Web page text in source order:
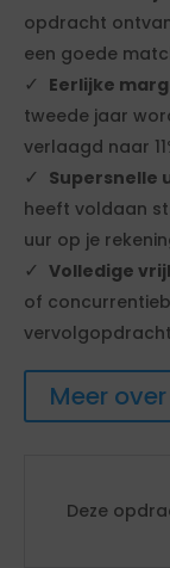
opdracht
een goede
Eerlijke
tweede jaar
verlaagd naar
Supersnelle
heeft voldaan
uur op je
Volledige
of
Meer
Deze